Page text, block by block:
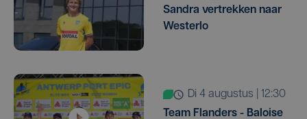
Sandra vertrekken naar
Westerlo
di 4 augustus | 12:30
Team Flanders - Baloise